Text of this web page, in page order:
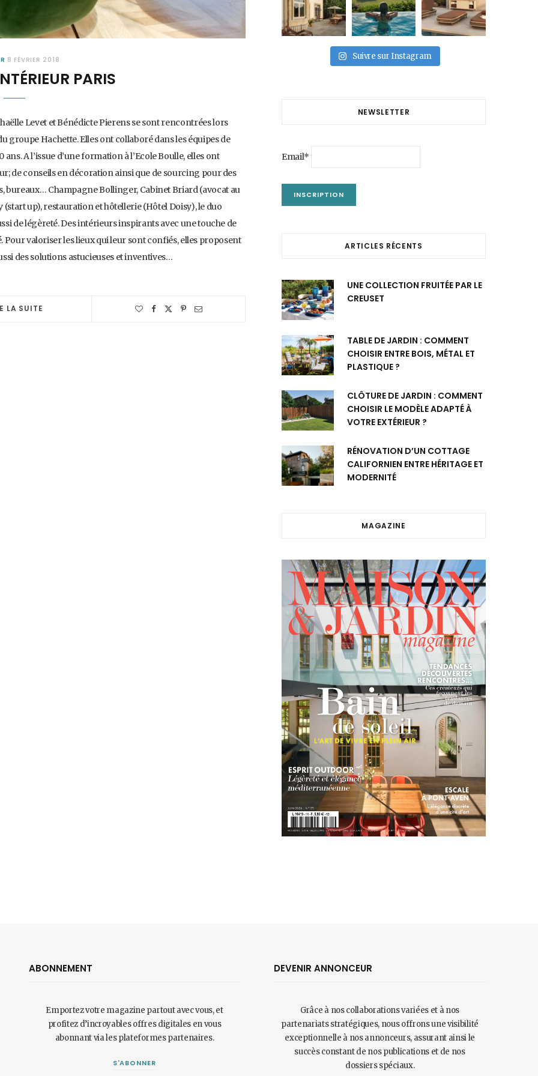
8 FÉVRIER 2018
PARIS
Levet et Bénédicte Pierens se sont rencontrées lors
groupe Hachette. Elles ont collaboré dans les équipes de
A l’issue d’une formation à l’Ecole Boulle, elles ont
de conseils en décoration ainsi que de sourcing pour des
bureaux… Champagne Bollinger, Cabinet Briard (avocat au
(start up), restauration et hôtellerie (Hôtel Doisy), le duo
de légèreté. Des intérieurs inspirants avec une touche de
valoriser les lieux qui leur sont confiés, elles proposent
des solutions astucieuses et inventives…
LA SUITE
Suivre sur Instagram
NEWSLETTER
Email*
ARTICLES RÉCENTS
UNE COLLECTION FRUITÉE PAR LE
CREUSET
TABLE DE JARDIN : COMMENT
CHOISIR ENTRE BOIS, MÉTAL ET
PLASTIQUE ?
CLÔTURE DE JARDIN : COMMENT
CHOISIR LE MODÈLE ADAPTÉ À
VOTRE EXTÉRIEUR ?
RÉNOVATION D’UN COTTAGE
CALIFORNIEN ENTRE HÉRITAGE ET
MODERNITÉ
MAGAZINE
ABONNEMENT
Emportez votre magazine partout avec vous, et
profitez d’incroyables offres digitales en vous
abonnant via les plateformes partenaires.
S'ABONNER
DEVENIR ANNONCEUR
Grâce à nos collaborations variées et à nos
partenariats stratégiques, nous offrons une visibilité
exceptionnelle à nos annonceurs, assurant ainsi le
succès constant de nos publications et de nos
dossiers spéciaux.